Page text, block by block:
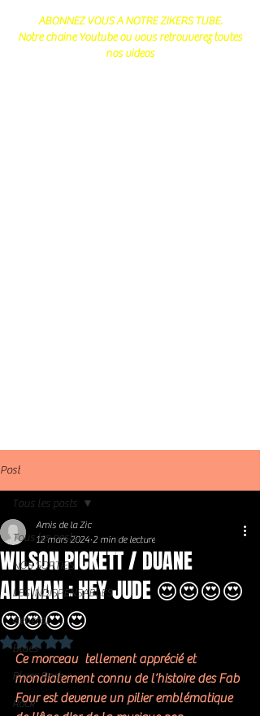
ABONNEZ VOUS A NOTRE ZIKERS TUBE.
Notre chaine Youtube ou vous retrouverez toutes
nos videos
Post
Tous les posts
NOS SORTIES
LES INDISPENSABLES
Général
Blues
Blues Rock
Rock
Tous les posts
WILSON PICKETT / DUANE
ALLMAN : HEY JUDE 😍😍😍😍
😍😍😍😍
Amis de la Zic
12 mars 2024 2 min de lecture
Noté NaN étoiles sur 5.
Ce morceau  tellement apprécié et
mondialement connu de l’histoire des Fab
Four est devenue un pilier emblématique